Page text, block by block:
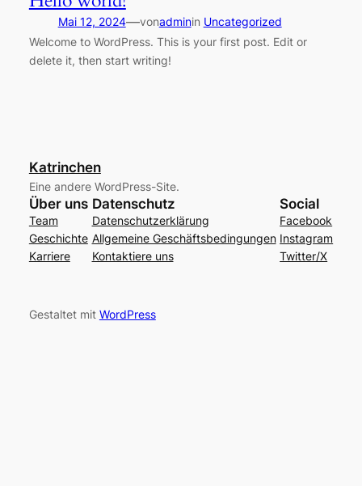
Mai 12, 2024—vonadminin Uncategorized
Welcome to WordPress. This is your first post. Edit or
delete it, then start writing!
Katrinchen
Eine andere WordPress-Site.
Über uns
Team
Geschichte
Karriere
Datenschutz
Datenschutzerklärung
Allgemeine Geschäftsbedingungen
Kontaktiere uns
Social
Facebook
Instagram
Twitter/X
Gestaltet mit WordPress